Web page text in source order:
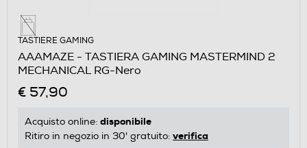
TASTIERE GAMING
AAAMAZE - TASTIERA GAMING MASTERMIND 2
MECHANICAL RG-Nero
€ 57,90
Acquisto online: disponibile
Ritiro in negozio in 30' gratuito: verifica